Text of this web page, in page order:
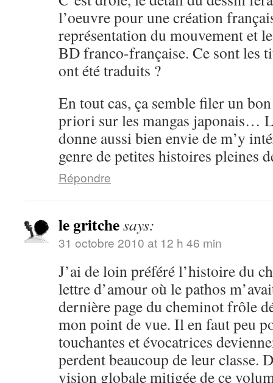
l’oeuvre pour une création
représentation du mouvement et
BD franco-française. Ce sont les
ont été traduits ?
En tout cas, ça semble filer un
priori sur les mangas japonais…
donne aussi bien envie de m’y
genre de petites histoires pleines
Répondre
le gritchesays:
31 octobre 2010 at 12 h 46 min
J’ai de loin préféré l’histoire du
lettre d’amour où le pathos
dernière page du cheminot frôle
mon point de vue. Il en faut peu
touchantes et évocatrices
perdent beaucoup de leur classe.
vision globale mitigée de ce